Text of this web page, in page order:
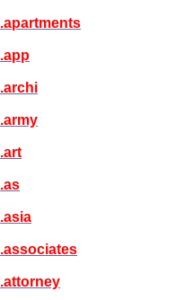
.apartments
.app
.archi
.army
.art
.as
.asia
.associates
.attorney